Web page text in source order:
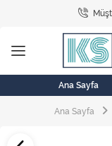
Ana Sayfa
Ana Sayfa